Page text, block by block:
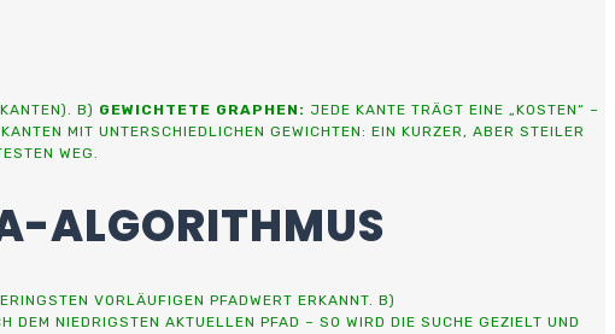
B) GEWICHTETE GRAPHEN: JEDE KANTE TRÄGT EINE „KOSTEN“ –
MIT UNTERSCHIEDLICHEN GEWICHTEN: EIN KURZER, ABER STEILER
WEG.
ALGORITHMUS
VORLÄUFIGEN PFADWERT ERKANNT. B)
DEM NIEDRIGSTEN AKTUELLEN PFAD – SO WIRD DIE SUCHE GEZIELT UND